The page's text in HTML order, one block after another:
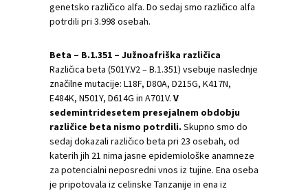
genetsko različico alfa. Do sedaj smo različico alfa
potrdili pri 3.998 osebah.
Beta – B.1.351 – Južnoafriška različica
Različica beta (501Y.V2 – B.1.351) vsebuje naslednje
značilne mutacije: L18F, D80A, D215G, K417N,
E484K, N501Y, D614G in A701V. V
sedemintridesetem presejalnem obdobju
različice beta nismo potrdili. Skupno smo do
sedaj dokazali različico beta pri 23 osebah, od
katerih jih 21 nima jasne epidemiološke anamneze
za potencialni neposredni vnos iz tujine. Ena oseba
je pripotovala iz celinske Tanzanije in ena iz